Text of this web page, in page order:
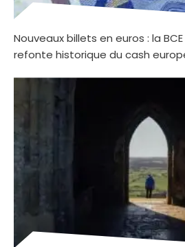
Nouveaux billets en euros : la
refonte historique du cash